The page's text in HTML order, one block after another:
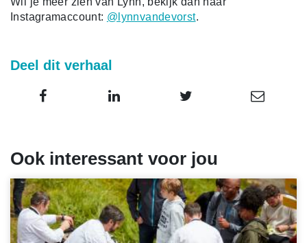
Instagramaccount: @lynnvandevorst.
Deel dit verhaal
Ook interessant voor jou